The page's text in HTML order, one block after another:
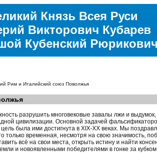
Князь Всея Руси
Викторович Кубарев
Кубенский Рюрикович
Рим и Италийский союз Поволжья
разрушить многовековые завалы лжи и
цивилизации. Основной задачей
была ими достигнута в XIX-XX веках. Мы
только временная, несмотря на свою значимость,
всё на свои места, открыть истину и найти
и новоявленными победителями в гонке за